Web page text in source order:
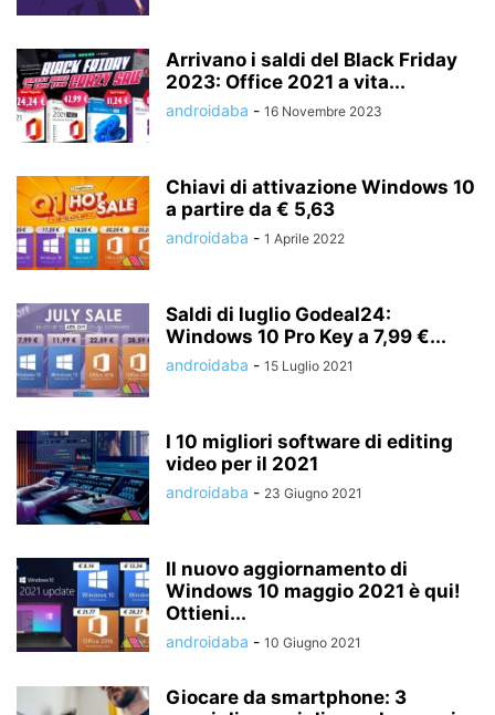
Arrivano i saldi del Black Friday
2023: Office 2021 a vita...
androidaba - 16 Novembre 2023
Chiavi di attivazione Windows 10
a partire da € 5,63
androidaba - 1 Aprile 2022
Saldi di luglio Godeal24:
Windows 10 Pro Key a 7,99 €...
androidaba - 15 Luglio 2021
I 10 migliori software di editing
video per il 2021
androidaba - 23 Giugno 2021
Il nuovo aggiornamento di
Windows 10 maggio 2021 è qui!
Ottieni...
androidaba - 10 Giugno 2021
Giocare da smartphone: 3